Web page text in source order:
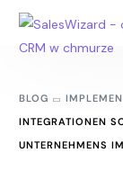
BLOG
INTEGRATIONEN
UNTERNEHMENS